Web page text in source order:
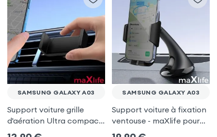
SAMSUNG GALAXY A03
Support voiture grille
d'aération Ultra compact
pour Samsung Galaxy
SAMSUNG GALAXY A03
Support voiture à fixation
ventouse - maXlife pour
Samsung Galaxy A03